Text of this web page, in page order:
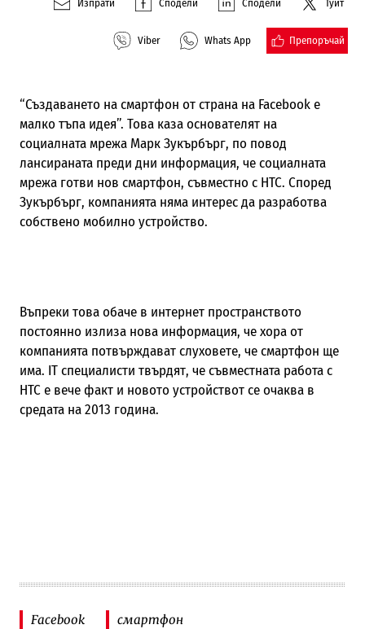
Изпрати Сподели Сподели Туит
Viber Whats App Препоръчай
“Създаването на смартфон от страна на Facebook е
малко тъпа идея”. Това каза основателят на
социалната мрежа Марк Зукърбърг, по повод
лансираната преди дни информация, че социалната
мрежа готви нов смартфон, съвместно с HTC. Според
Зукърбърг, компанията няма интерес да разработва
собствено мобилно устройство.
Въпреки това обаче в интернет пространството
постоянно излиза нова информация, че хора от
компанията потвърждават слуховете, че смартфон ще
има. IT специалисти твърдят, че съвместната работа с
HTC е вече факт и новото устройствот се очаква в
средата на 2013 година.
Facebook смартфон